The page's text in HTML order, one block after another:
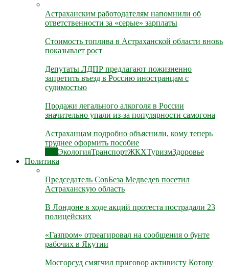
Астраханским работодателям напомнили об
ответственности за «серые» зарплаты
Стоимость топлива в Астраханской области вновь
показывает рост
Депутаты ЛДПР предлагают пожизненно
запретить въезд в Россию иностранцам с
судимостью
Продажи легального алкоголя в России
значительно упали из-за популярности самогона
Астраханцам подробно объяснили, кому теперь
труднее оформить пособие
ЭкологияТранспортЖКХТуризмЗдоровье
Политика
Председатель СовБеза Медведев посетил
Астраханскую область
В Лондоне в ходе акций протеста пострадали 23
полицейских
«Газпром» отреагировал на сообщения о бунте
рабочих в Якутии
Мосгорсуд смягчил приговор активисту Котову